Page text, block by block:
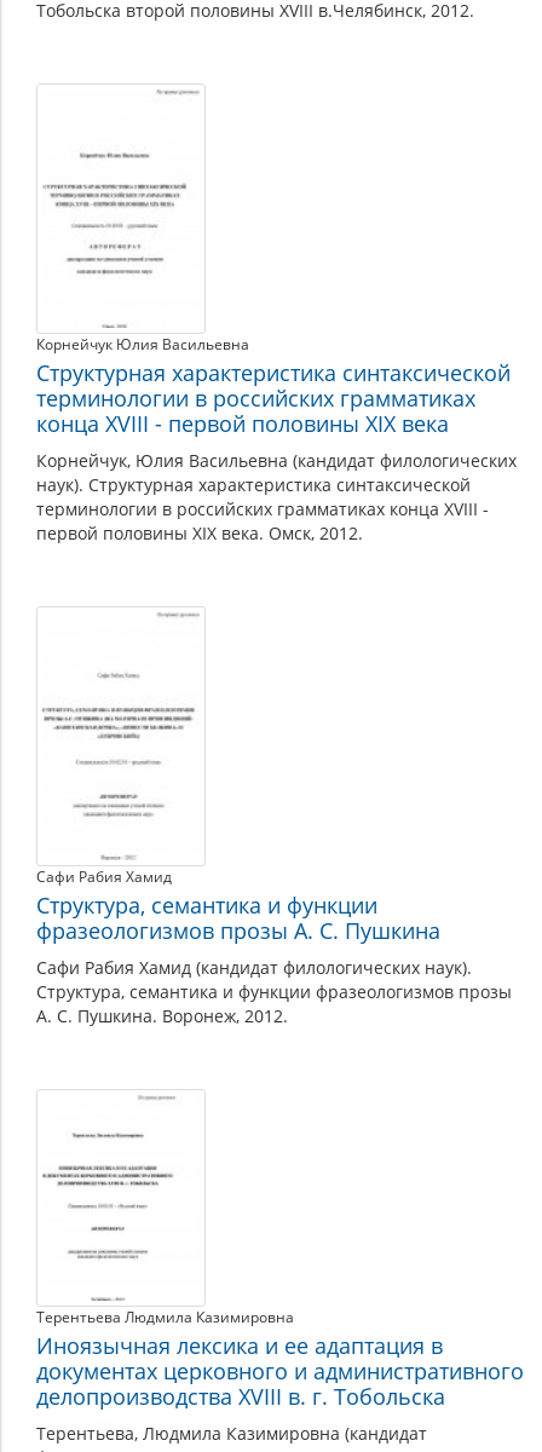
Тобольска второй половины XVIII в.Челябинск, 2012.
Корнейчук Юлия Васильевна
Структурная характеристика синтаксической
терминологии в российских грамматиках
конца XVIII - первой половины XIX века
Корнейчук, Юлия Васильевна (кандидат филологических
наук). Структурная характеристика синтаксической
терминологии в российских грамматиках конца XVIII -
первой половины XIX века. Омск, 2012.
Сафи Рабия Хамид
Структура, семантика и функции
фразеологизмов прозы А. С. Пушкина
Сафи Рабия Хамид (кандидат филологических наук).
Структура, семантика и функции фразеологизмов прозы
А. С. Пушкина. Воронеж, 2012.
Терентьева Людмила Казимировна
Иноязычная лексика и ее адаптация в
документах церковного и административного
делопроизводства XVIII в. г. Тобольска
Терентьева, Людмила Казимировна (кандидат